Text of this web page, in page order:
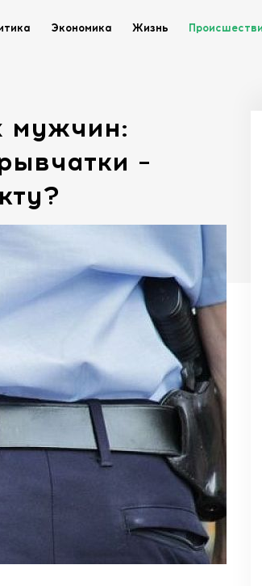
Экономика Жизнь
мужчин:
–